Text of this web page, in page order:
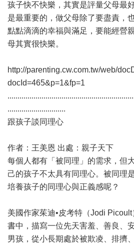
孩子快不快樂，其實是評量父母最
是最重要的，做父母除了要盡責，
點點滴滴的幸福與滿足，要能經營
母其實很快樂。
http://parenting.cw.com.tw/web/
docId=465&p=1&fp=1
.............................
跟孩子談同理心
作者：王美恩 出處：親子天下
每個人都有「被同理」的需求，但
己的孩子不太具有同理心。被同理
培養孩子的同理心與正義感呢？
美國作家茱迪•皮考特（Jodi Picoult
書中，描寫一位先天害羞、善良、
男孩，從小長期處於被欺凌、排擠